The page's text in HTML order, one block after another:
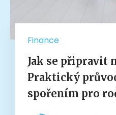
Finance
Jak se připravit
Praktický
spořením pro